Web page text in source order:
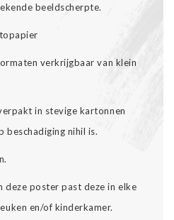
beeldscherpte.
verkrijgbaar van klein
in stevige kartonnen
beschadiging nihil is.
poster past deze in elke
en/of kinderkamer.